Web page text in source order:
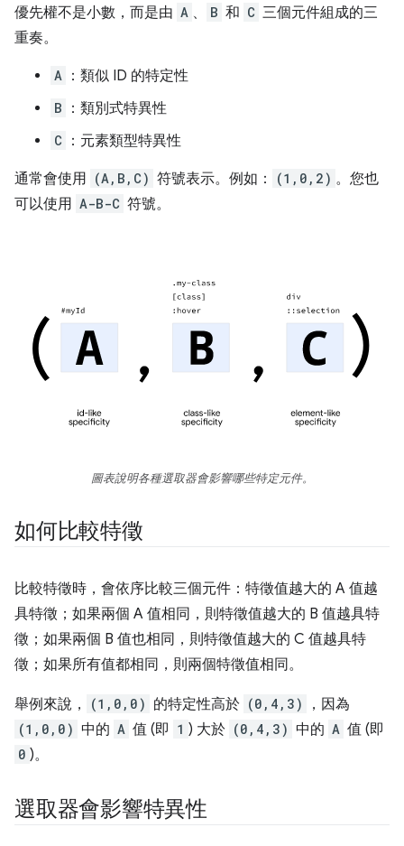
優先權不是小數，而是由 A 、 B 和 C 三個元件組成的三
重奏。
A ：類似 ID 的特定性
B ：類別式特異性
C ：元素類型特異性
通常會使用 (A,B,C) 符號表示。例如： (1,0,2) 。您也
可以使用 A-B-C 符號。
圖表說明各種選取器會影響哪些特定元件。
如何比較特徵
比較特徵時，會依序比較三個元件：特徵值越大的 A 值越
具特徵；如果兩個 A 值相同，則特徵值越大的 B 值越具特
徵；如果兩個 B 值也相同，則特徵值越大的 C 值越具特
徵；如果所有值都相同，則兩個特徵值相同。
舉例來說， (1,0,0) 的特定性高於 (0,4,3) ，因為
(1,0,0) 中的 A 值 (即 1 ) 大於 (0,4,3) 中的 A 值 (即
0 )。
選取器會影響特異性